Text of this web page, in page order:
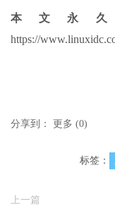
本文永
https://
分享到： 更多 (0)
标签：
上一篇